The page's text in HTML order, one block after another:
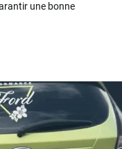
une bonne